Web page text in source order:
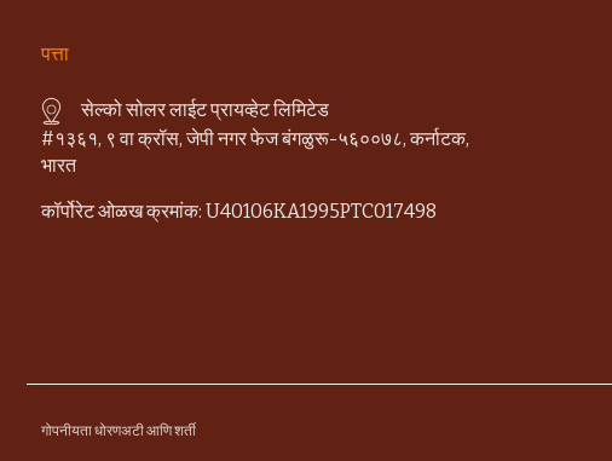
पत्ता
सेल्को सोलर लाईट प्रायव्हेट लिमिटेड
#१३६१, ९ वा क्रॉस, जेपी नगर फेज बंगळुरू-५६००७८, कर्नाटक,
भारत
कॉर्पोरेट ओळख क्रमांक: U40106KA1995PTC017498
गोपनीयता धोरणअटी आणि शर्ती